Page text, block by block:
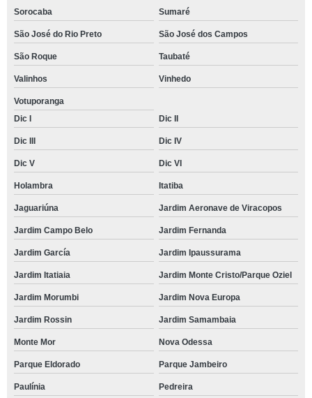
Sorocaba Sumaré
São José do Rio Preto São José dos Campos
São Roque Taubaté
Valinhos Vinhedo
Votuporanga
Dic I
Dic II
Dic III Dic IV
Dic V Dic VI
Holambra Itatiba
Jaguariúna Jardim Aeronave de Viracopos
Jardim Campo Belo Jardim Fernanda
Jardim García Jardim Ipaussurama
Jardim Itatiaia Jardim Monte Cristo/Parque Oziel
Jardim Morumbi Jardim Nova Europa
Jardim Rossin Jardim Samambaia
Monte Mor Nova Odessa
Parque Eldorado Parque Jambeiro
Paulínia Pedreira